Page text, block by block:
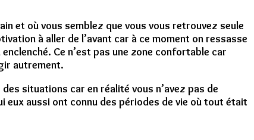
et où vous semblez que vous vous retrouvez seule
à aller de l’avant car à ce moment on ressasse
Ce n’est pas une zone confortable car
autrement.
situations car en réalité vous n’avez pas de
aussi ont connu des périodes de vie où tout était